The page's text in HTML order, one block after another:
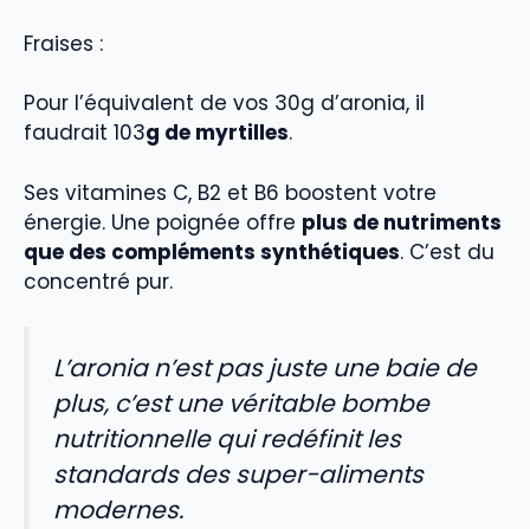
Fraises :
Pour l’équivalent de vos 30g d’aronia, il
faudrait 103g de myrtilles.
Ses vitamines C, B2 et B6 boostent votre
énergie. Une poignée offre plus de nutriments
que des compléments synthétiques. C’est du
concentré pur.
L’aronia n’est pas juste une baie de
plus, c’est une véritable bombe
nutritionnelle qui redéfinit les
standards des super-aliments
modernes.